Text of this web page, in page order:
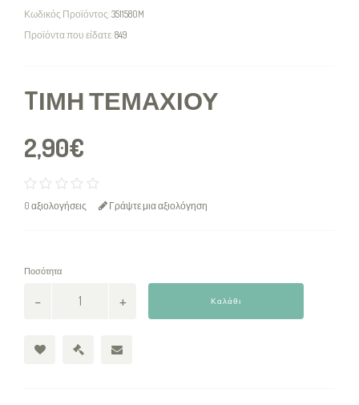
Κωδικός Προϊόντος:3511580M
Προϊόντα που είδατε:849
TΙΜΉ ΤΕΜΑΧΊΟΥ
2,90€
0 αξιολογήσεις Γράψτε μια αξιολόγηση
Ποσότητα
Καλάθι